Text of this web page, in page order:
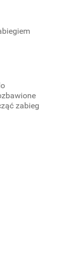
zabieg